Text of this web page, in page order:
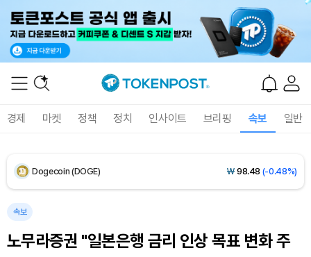
경제 마켓 정책 정치 인사이트 브리핑 속보 일반
XRP (XRP) ₩ 1,460(-0.07%)
Dogecoin (DOGE) ₩ 98.48 (-0.48%)
속보
노무라증권 "일본은행 금리 인상 목표 변화 주